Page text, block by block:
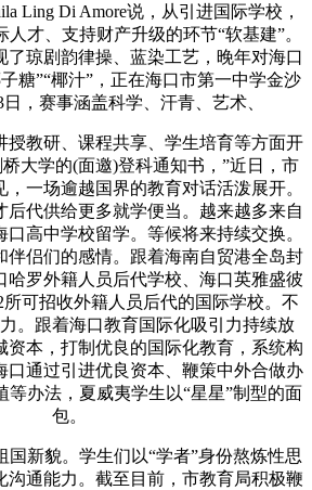
Ling Di Amore说，从引进国际学校，
才、支持财产升级的环节“软基建”。
了琼剧韵律操、蓝染工艺，晚年对海口
糖”“椰汁”，正在海口市第一中学金沙
，赛事涵盖科学、汗青、艺术、
教研、课程共享、学生培育等方面开
大学的(面邀)登科通知书，”近日，市
一场逾越国界的教育对话活泼展开。
后代供给更多就学便当。越来越多来自
高中学校留学。等候将来持续交换。
伴侣们的感情。跟着海南自贸港全岛封
哈罗外籍人员后代学校、海口英雅盛彼
可招收外籍人员后代的国际学校。不
。跟着海口教育国际化吸引力持续放
资本，打制优良的国际化教育，系统构
口通过引进优良资本、鞭策中外合做办
等办法，夏威夷学生以“星星”制型的面
包。
新貌。学生们以“学者”身份熬炼性思
沟通能力。截至目前，市教育局积极鞭